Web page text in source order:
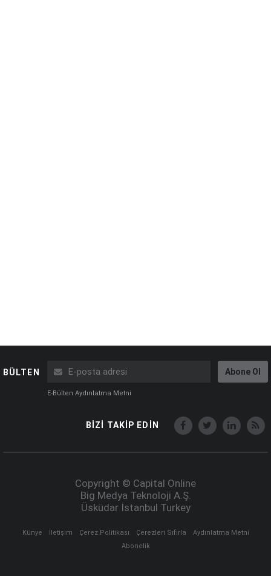
BÜLTEN Abone Ol
E-Bülten Aydınlatma Metni
BİZİ TAKİP EDİN
Copyright © Capital Online
Big Medya Teknoloji A.Ş.
Üsküdar İstanbul Turkey
Künye İletişim Çerez Politikası Çerezleri Sıfırla
Aydınlatma Metni
Abonelik